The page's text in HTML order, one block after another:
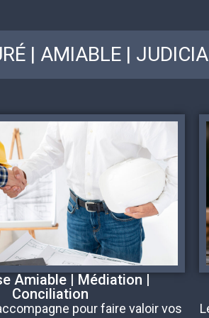
| AMIABLE |
Amiable | Médiation |
Conciliation
pour faire valoir vos